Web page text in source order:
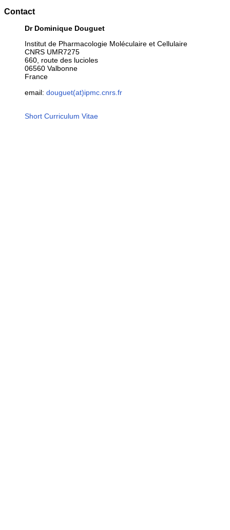
Contact
Dr Dominique Douguet
Institut de Pharmacologie Moléculaire et Cellulaire
CNRS UMR7275
660, route des lucioles
06560 Valbonne
France
email: douguet(at)ipmc.cnrs.fr
Short Curriculum Vitae